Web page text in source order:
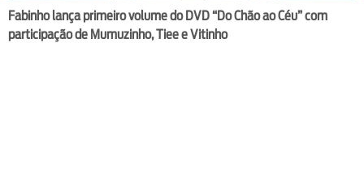
Fabinho lança primeiro volume do DVD “Do Chão ao Céu” com
participação de Mumuzinho, Tiee e Vitinho